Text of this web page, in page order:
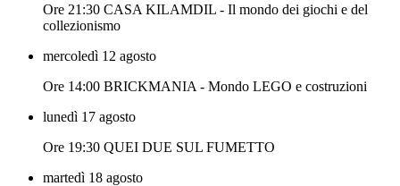
Ore 21:30 CASA KILAMDIL - Il mondo dei giochi e del
collezionismo
mercoledì 12 agosto
Ore 14:00 BRICKMANIA - Mondo LEGO e costruzioni
lunedì 17 agosto
Ore 19:30 QUEI DUE SUL FUMETTO
martedì 18 agosto